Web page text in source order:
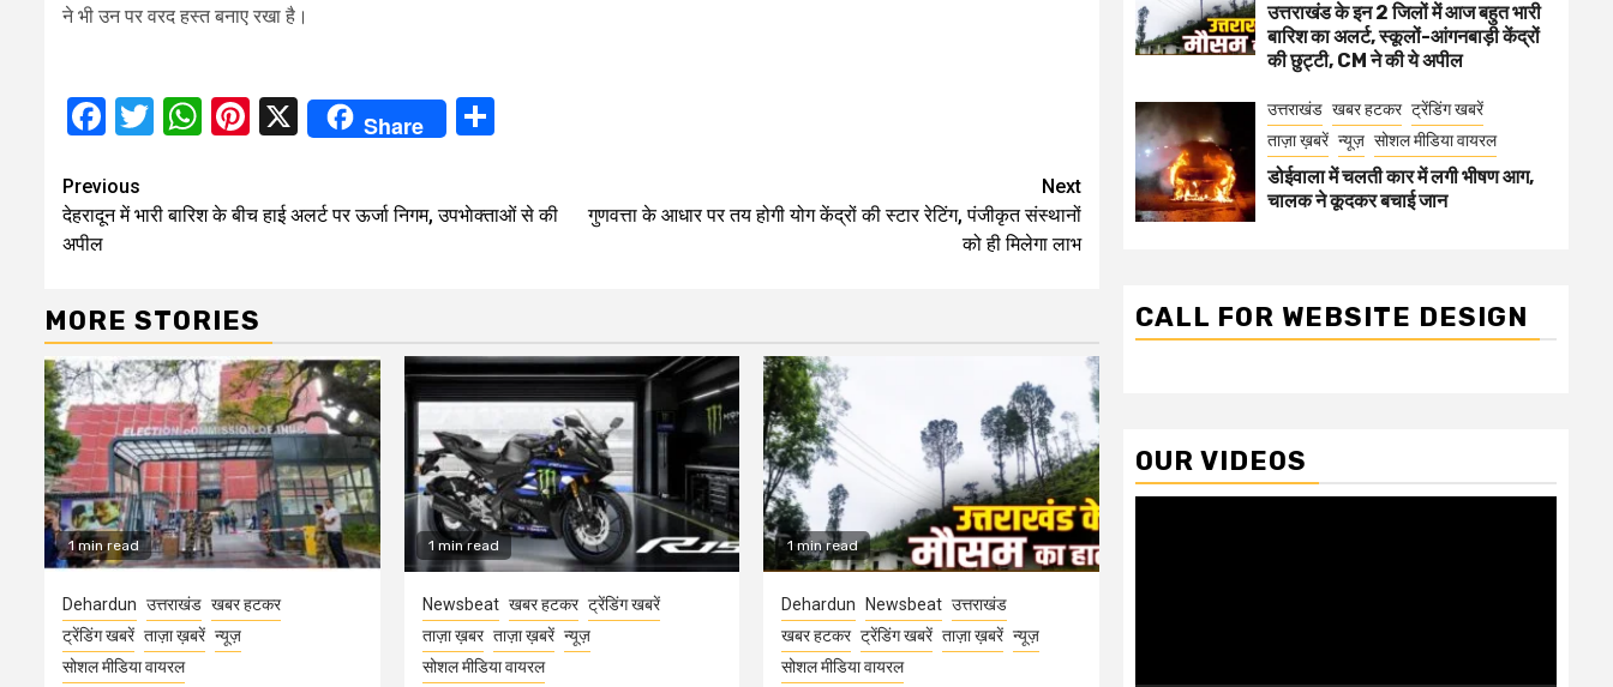
ने भी उन पर वरद हस्त बनाए रखा है।
Facebook
Twitter
WhatsApp
Pinterest
X Share
Continue
Reading
Previous
देहरादून में भारी बारिश के बीच हाई अलर्ट पर ऊर्जा निगम, उपभाेक्ताओं से की
अपील
Next
गुणवत्ता के आधार पर तय होगी योग केंद्रों की स्टार रेटिंग, पंजीकृत संस्थानों
को ही मिलेगा लाभ
MORE STORIES
1 min read
Dehardun उत्तराखंड खबर हटकर
ट्रेंडिंग खबरें ताज़ा ख़बरें न्यूज़
सोशल मीडिया वायरल
1 min read
Newsbeat खबर हटकर ट्रेंडिंग खबरें
ताज़ा ख़बर ताज़ा ख़बरें न्यूज़
सोशल मीडिया वायरल
1 min read
Dehardun Newsbeat उत्तराखंड
खबर हटकर ट्रेंडिंग खबरें ताज़ा ख़बरें न्यूज़
सोशल मीडिया वायरल
उत्तराखंड के इन 2 जिलों में आज बहुत भारी
बारिश का अलर्ट, स्कूलों-आंगनबाड़ी केंद्रों
की छुट्टी, CM ने की ये अपील
उत्तराखंड खबर हटकर ट्रेंडिंग खबरें
ताज़ा ख़बरें न्यूज़ सोशल मीडिया वायरल
डोईवाला में चलती कार में लगी भीषण आग,
चालक ने कूदकर बचाई जान
CALL FOR WEBSITE DESIGN
OUR VIDEOS